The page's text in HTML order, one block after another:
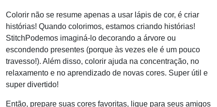
Colorir não se resume apenas a usar lápis de cor, é criar
histórias! Quando colorimos, estamos criando histórias!
StitchPodemos imaginá-lo decorando a árvore ou
escondendo presentes (porque às vezes ele é um pouco
travesso!). Além disso, colorir ajuda na concentração, no
relaxamento e no aprendizado de novas cores. Super útil e
super divertido!
Então, prepare suas cores favoritas, ligue para seus amigos